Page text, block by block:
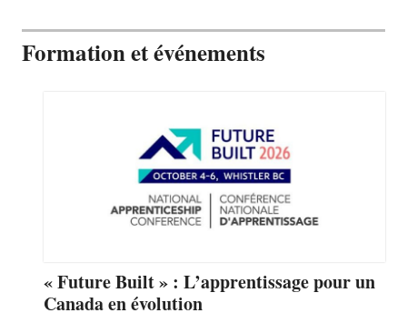
Formation et événements
« Future Built » : L’apprentissage pour un
Canada en évolution